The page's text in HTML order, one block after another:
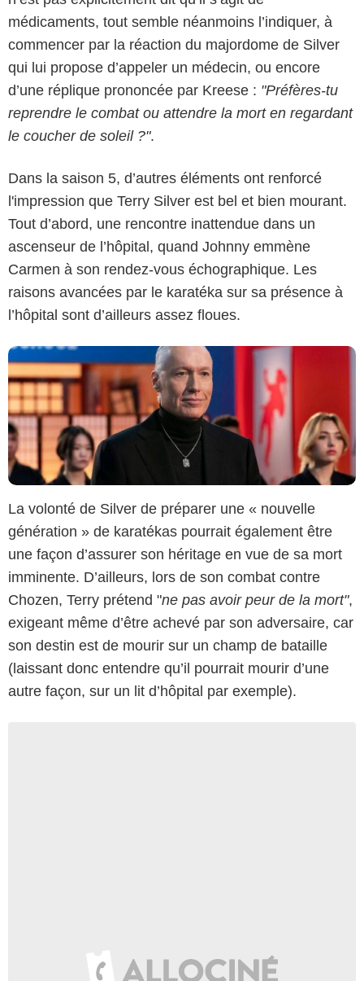
médicaments, tout semble néanmoins l’indiquer, à
commencer par la réaction du majordome de Silver
qui lui propose d’appeler un médecin, ou encore
d’une réplique prononcée par Kreese : "Préfères-tu
reprendre le combat ou attendre la mort en regardant
le coucher de soleil ?".
Dans la saison 5, d’autres éléments ont renforcé
l'impression que Terry Silver est bel et bien mourant.
Tout d’abord, une rencontre inattendue dans un
ascenseur de l’hôpital, quand Johnny emmène
Carmen à son rendez-vous échographique. Les
raisons avancées par le karatéka sur sa présence à
l’hôpital sont d’ailleurs assez floues.
La volonté de Silver de préparer une « nouvelle
génération » de karatékas pourrait également être
une façon d’assurer son héritage en vue de sa mort
imminente. D’ailleurs, lors de son combat contre
Chozen, Terry prétend "ne pas avoir peur de la mort",
exigeant même d’être achevé par son adversaire, car
son destin est de mourir sur un champ de bataille
(laissant donc entendre qu’il pourrait mourir d’une
autre façon, sur un lit d’hôpital par exemple).